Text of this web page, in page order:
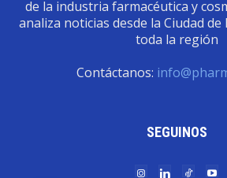
de la industria farmacéutica y
analiza noticias desde la Ciudad
toda la región
Contáctanos:
SEGUINOS